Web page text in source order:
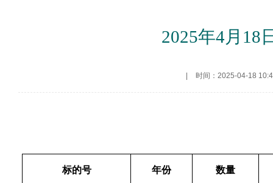
2025年4月18
时间：2025-04-18
标的号 年份 数量